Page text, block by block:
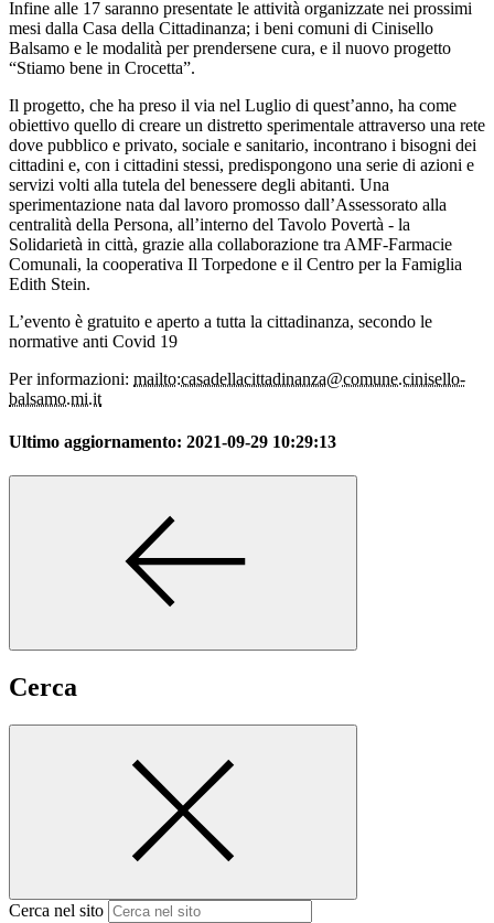
Infine alle 17 saranno presentate le attività organizzate nei prossimi
mesi dalla Casa della Cittadinanza; i beni comuni di Cinisello
Balsamo e le modalità per prendersene cura, e il nuovo progetto
“Stiamo bene in Crocetta”.
Il progetto, che ha preso il via nel Luglio di quest’anno, ha come
obiettivo quello di creare un distretto sperimentale attraverso una rete
dove pubblico e privato, sociale e sanitario, incontrano i bisogni dei
cittadini e, con i cittadini stessi, predispongono una serie di azioni e
servizi volti alla tutela del benessere degli abitanti. Una
sperimentazione nata dal lavoro promosso dall’Assessorato alla
centralità della Persona, all’interno del Tavolo Povertà - la
Solidarietà in città, grazie alla collaborazione tra AMF-Farmacie
Comunali, la cooperativa Il Torpedone e il Centro per la Famiglia
Edith Stein.
L’evento è gratuito e aperto a tutta la cittadinanza, secondo le
normative anti Covid 19
Per informazioni: mailto:casadellacittadinanza@comune.cinisello-
balsamo.mi.it
Ultimo aggiornamento: 2021-09-29 10:29:13
Cerca
Cerca nel sito